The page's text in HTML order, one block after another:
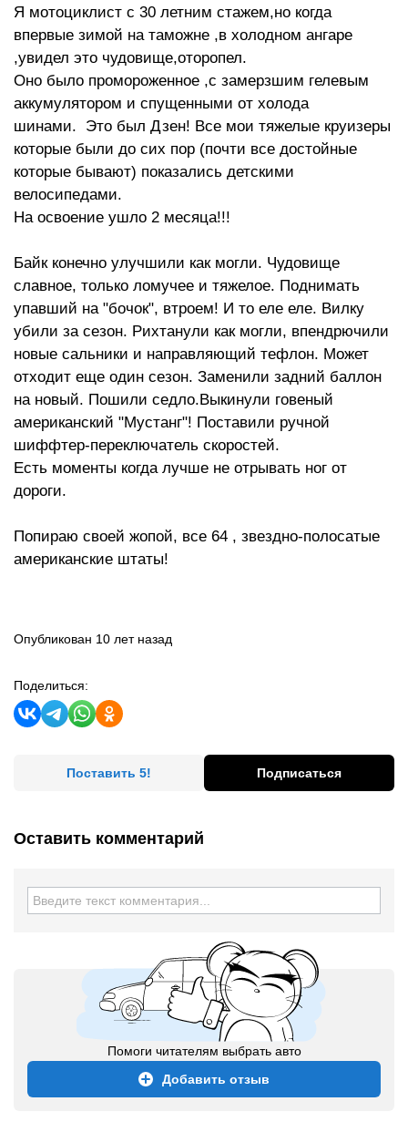
Я мотоциклист с 30 летним стажем,но когда
впервые зимой на таможне ,в холодном ангаре
,увидел это чудовище,оторопел.
Оно было промороженное ,с замерзшим гелевым
аккумулятором и спущенными от холода
шинами. Это был Дзен! Все мои тяжелые круизеры
которые были до сих пор (почти все достойные
которые бывают) показались детскими
велосипедами.
На освоение ушло 2 месяца!!!
Байк конечно улучшили как могли. Чудовище
славное, только ломучее и тяжелое. Поднимать
упавший на "бочок", втроем! И то еле еле. Вилку
убили за сезон. Рихтанули как могли, впендрючили
новые сальники и направляющий тефлон. Может
отходит еще один сезон. Заменили задний баллон
на новый. Пошили седло.Выкинули говеный
американский "Мустанг"! Поставили ручной
шиффтер-переключатель скоростей.
Есть моменты когда лучше не отрывать ног от
дороги.
Попираю своей жопой, все 64 , звездно-полосатые
американские штаты!
Опубликован 10 лет назад
Поделиться:
Поставить 5! Подписаться
Оставить комментарий
Помоги читателям выбрать авто
Добавить отзыв